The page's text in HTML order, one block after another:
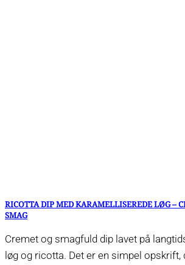
RICOTTA DIP MED KARAMELLISEREDE LØG –
SMAG
Cremet og smagfuld dip lavet på
løg og ricotta. Det er en simpel opskrift,